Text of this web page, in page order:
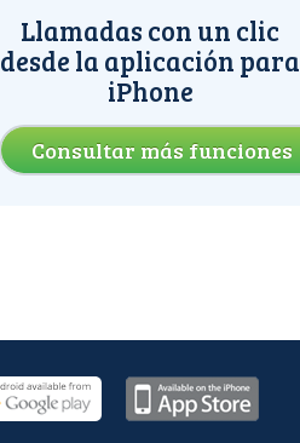
Llamadas con un clic
desde la aplicación para
iPhone
Consultar más funciones